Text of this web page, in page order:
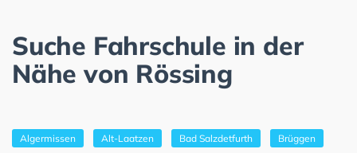
Suche Fahrschule in der
Nähe von Rössing
Algermissen Alt-Laatzen Bad Salzdetfurth Brüggen